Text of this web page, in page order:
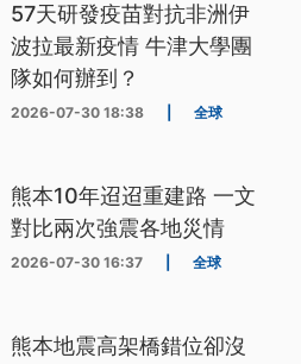
57天研發疫苗對抗非洲伊
波拉最新疫情 牛津大學團
隊如何辦到？
2026-07-30 18:38 全球
熊本10年迢迢重建路 一文
對比兩次強震各地災情
2026-07-30 16:37 全球
熊本地震高架橋錯位卻沒